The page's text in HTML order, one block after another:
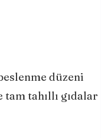
düzeni
tahıllı gıdalar